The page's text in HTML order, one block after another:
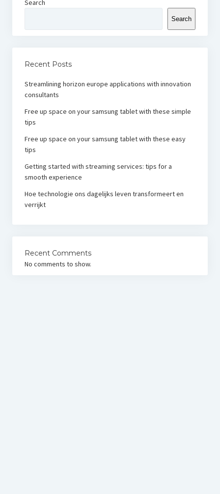
Search
Search
Recent Posts
Streamlining horizon europe applications with innovation
consultants
Free up space on your samsung tablet with these simple
tips
Free up space on your samsung tablet with these easy
tips
Getting started with streaming services: tips for a
smooth experience
Hoe technologie ons dagelijks leven transformeert en
verrijkt
Recent Comments
No comments to show.